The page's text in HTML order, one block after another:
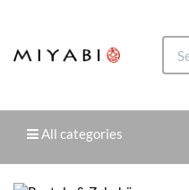
All categories